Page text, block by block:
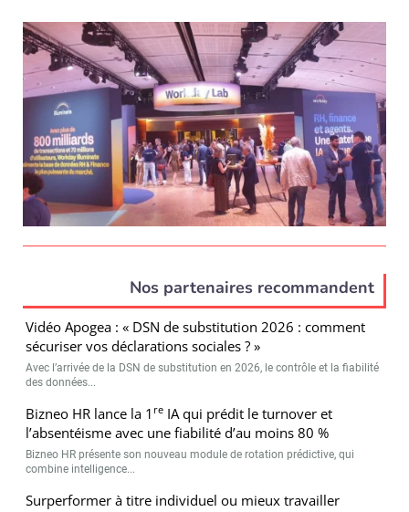
Nos partenaires recommandent
Vidéo Apogea : « DSN de substitution 2026 : comment
sécuriser vos déclarations sociales ? »
Avec l’arrivée de la DSN de substitution en 2026, le contrôle et la fiabilité
des données...
Bizneo HR lance la 1 re IA qui prédit le turnover et
l’absentéisme avec une fiabilité d’au moins 80 %
Bizneo HR présente son nouveau module de rotation prédictive, qui
combine intelligence...
Surperformer à titre individuel ou mieux travailler